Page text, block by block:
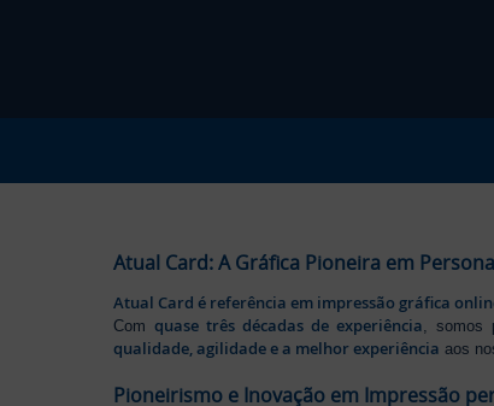
Atual Card: A Gráfica Pioneira em
Atual Card é referência em impressão gráfica
Comquase três décadas de experiência, somos
qualidade, agilidade e a melhor experiência aos
Pioneirismo e Inovação em Impressão